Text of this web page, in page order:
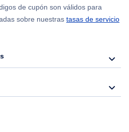
Seúl
Barcelona
de cupón son válidos para
sobre nuestras tasas de servicio